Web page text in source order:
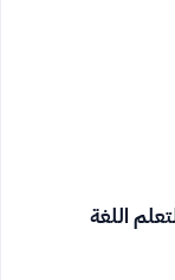
اللغة